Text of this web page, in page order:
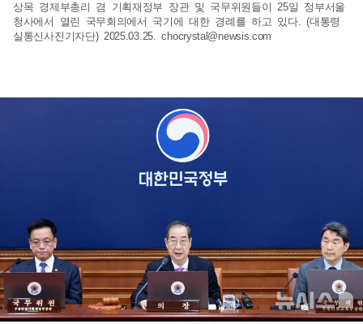
상목 경제부총리 겸 기획재정부 장관 및 국무위원들이 25일 정부서울
청사에서 열린 국무회의에서 국기에 대한 경례를 하고 있다. (대통령
실통신사진기자단) 2025.03.25.chocrystal@newsis.com